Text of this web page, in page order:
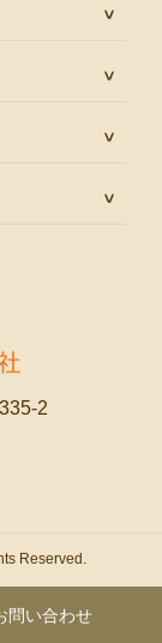
2
Reserved.
問い合わせ